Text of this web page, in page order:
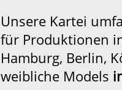
Unsere Kartei
für Produktionen
Hamburg, Berlin,
weibliche Models